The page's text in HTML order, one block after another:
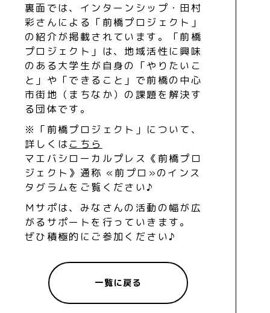
裏面では、インターンシップ・田村
彩さんによる「前橋プロジェクト」
の紹介が掲載されています。「前橋
プロジェクト」は、地域活性に興味
のある大学生が自身の「やりたいこ
と」や「できること」で前橋の中心
市街地（まちなか）の課題を解決す
る団体です。
※「前橋プロジェクト」について、
詳しくはこちら
マエバシローカルプレス《前橋プロ
ジェクト》通称 «前プロ»のインス
タグラムをご覧ください♪
Ｍサポは、みなさんの活動の幅が広
がるサポートを行っていきます。
ぜひ積極的にご参加ください♪
一覧に戻る